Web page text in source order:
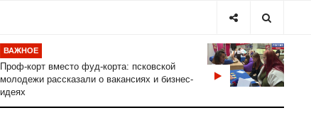
ВАЖНОЕ
Проф-корт вместо фуд-корта: псковской
молодежи рассказали о вакансиях и бизнес-
идеях